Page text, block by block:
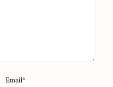
Email*